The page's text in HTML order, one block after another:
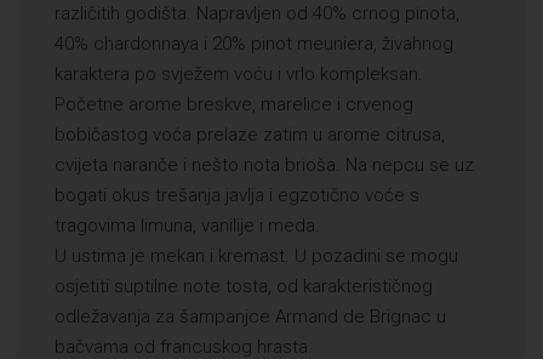
različitih godišta. Napravljen od 40% crnog pinota,
40% chardonnaya i 20% pinot meuniera, živahnog
karaktera po svježem voću i vrlo kompleksan.
Početne arome breskve, marelice i crvenog
bobičastog voća prelaze zatim u arome citrusa,
cvijeta naranče i nešto nota brioša. Na nepcu se uz
bogati okus trešanja javlja i egzotično voće s
tragovima limuna, vanilije i meda.
U ustima je mekan i kremast. U pozadini se mogu
osjetiti suptilne note tosta, od karakterističnog
odležavanja za šampanjce Armand de Brignac u
bačvama od francuskog hrasta.